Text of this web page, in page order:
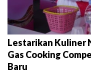
Lestarikan Kuliner
Gas Cooking
Baru